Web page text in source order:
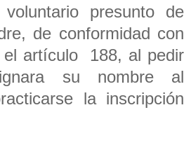
voluntario presunto de
de conformidad con
el artículo 188, al pedir
su nombre al
la inscripción